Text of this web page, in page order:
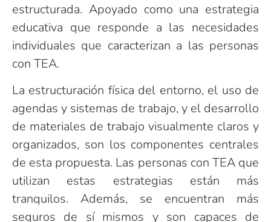
estructurada. Apoyado como una estrategia
educativa que responde a las necesidades
individuales que caracterizan a las personas
con TEA.
La estructuración física del entorno, el uso de
agendas y sistemas de trabajo, y el desarrollo
de materiales de trabajo visualmente claros y
organizados, son los componentes centrales
de esta propuesta. Las personas con TEA que
utilizan estas estrategias están más
tranquilos. Además, se encuentran más
seguros de sí mismos y son capaces de